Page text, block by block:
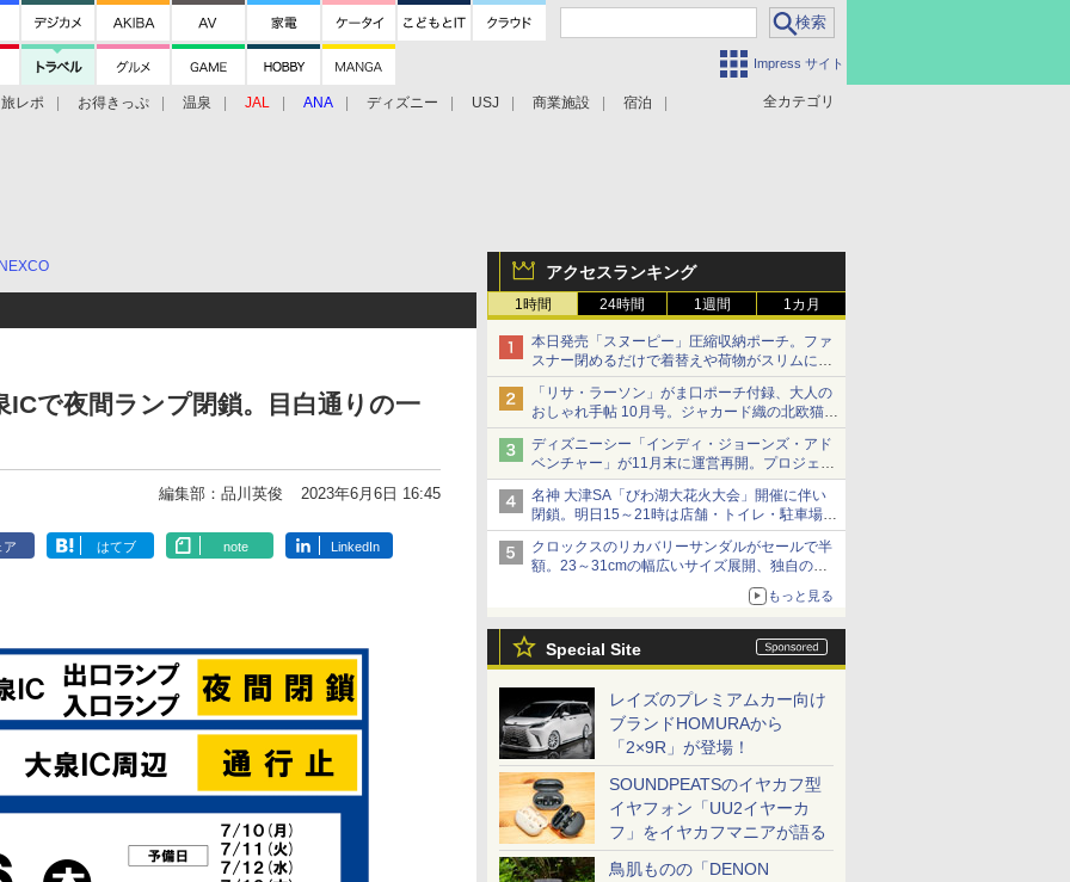
Impress サイト
全カテゴリ
旅レポ お得きっぷ 温泉 JAL ANA ディズニー USJ 商業施設 宿泊
アクセスランキング
1時間 24時間 1週間 1カ月
本日発売「スヌーピー」圧縮収納ポーチ。ファ
スナー閉めるだけで着替えや荷物がスリムにま
とまる
「リサ・ラーソン」がま口ポーチ付録、大人の
おしゃれ手帖 10月号。ジャカード織の北欧猫デ
ザイン
ディズニーシー「インディ・ジョーンズ・アド
ベンチャー」が11月末に運営再開。プロジェク
ションマッピングを追加、DPAは1500円
名神 大津SA「びわ湖大花火大会」開催に伴い
閉鎖。明日15～21時は店舗・トイレ・駐車場の
利用不可
クロックスのリカバリーサンダルがセールで半
額。23～31cmの幅広いサイズ展開、独自のク
もっと見る
Special Site
レイズのプレミアムカー向け
ブランドHOMURAから
「2×9R」が登場！
SOUNDPEATSのイヤカフ型
イヤフォン「UU2イヤーカ
フ」をイヤカフマニアが語る
鳥肌ものの「DENON
ICで夜間ランプ閉鎖。目白通りの一
編集部：品川英俊 2023年6月6日 16:45
ア はてブ note LinkedIn